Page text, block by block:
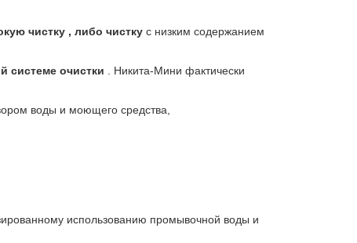
чистку , либо чисткус низким содержанием
системе очистки . Никита-Мини фактически
воды и моющего средства,
использованию промывочной воды и